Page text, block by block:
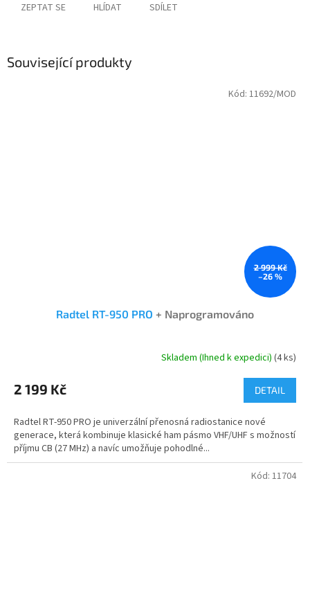
ZEPTAT SE HLÍDAT SDÍLET
Související produkty
2 999 Kč
–26 %
Radtel RT-950 PRO + Naprogramováno
produktu
je
z
5
hvězdiček.
Skladem (Ihned k expedici)(4 ks)
2 199 Kč DETAIL
Radtel RT-950 PRO je univerzální přenosná radiostanice nové
generace, která kombinuje klasické ham pásmo VHF/UHF s možností
příjmu CB (27 MHz) a navíc umožňuje pohodlné...
Kód: 11692/MOD
Kód: 11704